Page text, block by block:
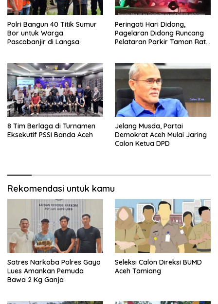
Polri Bangun 40 Titik Sumur
Bor untuk Warga
Pascabanjir di Langsa
Peringati Hari Didong,
Pagelaran Didong Runcang
Pelataran Parkir Taman Ratu
8 Tim Berlaga di Turnamen
Eksekutif PSSI Banda Aceh
Jelang Musda, Partai
Demokrat Aceh Mulai Jaring
Calon Ketua DPD
Rekomendasi untuk kamu
Satres Narkoba Polres Gayo
Lues Amankan Pemuda
Bawa 2 Kg Ganja
Seleksi Calon Direksi BUMD
Aceh Tamiang